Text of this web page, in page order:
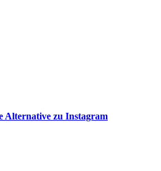
Alternative zu Instagram